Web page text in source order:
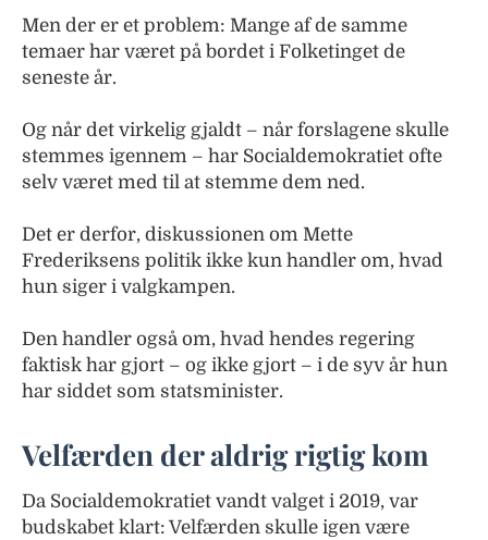
Men der er et problem: Mange af de samme
temaer har været på bordet i Folketinget de
seneste år.
Og når det virkelig gjaldt – når forslagene skulle
stemmes igennem – har Socialdemokratiet ofte
selv været med til at stemme dem ned.
Det er derfor, diskussionen om Mette
Frederiksens politik ikke kun handler om, hvad
hun siger i valgkampen.
Den handler også om, hvad hendes regering
faktisk har gjort – og ikke gjort – i de syv år hun
har siddet som statsminister.
Velfærden der aldrig rigtig kom
Da Socialdemokratiet vandt valget i 2019, var
budskabet klart: Velfærden skulle igen være